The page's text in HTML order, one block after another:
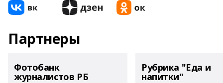
Партнеры
Фотобанк
журналистов РБ
Рубрика "Еда и
напитки"